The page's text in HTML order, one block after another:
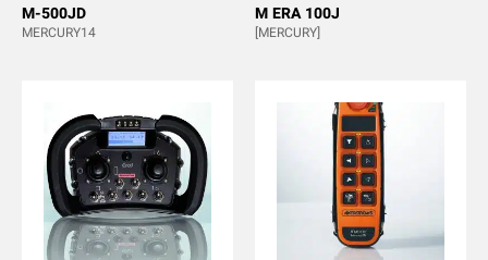
M-500JD
MERCURY14
M ERA 100J
[MERCURY]